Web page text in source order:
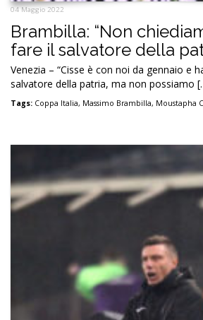
04 Maggio 2022
Brambilla: “Non
fare il salvatore della
Venezia – “Cisse è con noi da gennaio e
salvatore della patria, ma non possiamo
Tags: Coppa Italia, Massimo Brambilla, Moustapha